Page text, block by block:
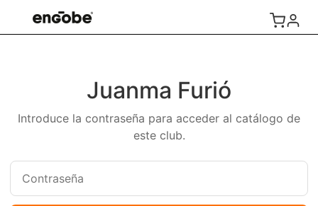
Juanma Furió
Introduce la contraseña para acceder al catálogo de
este club.